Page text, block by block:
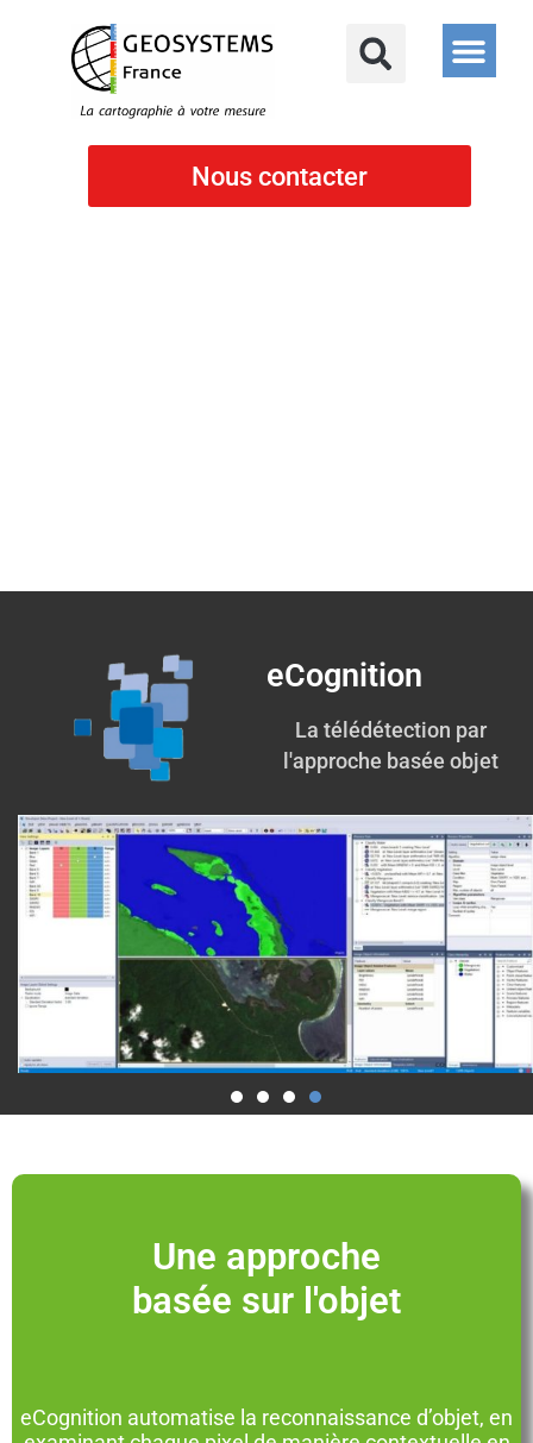
Nous contacter
eCognition
La télédétection par
l'approche basée objet
Une approche
basée sur l'objet
eCognition automatise la reconnaissance d’objet, en